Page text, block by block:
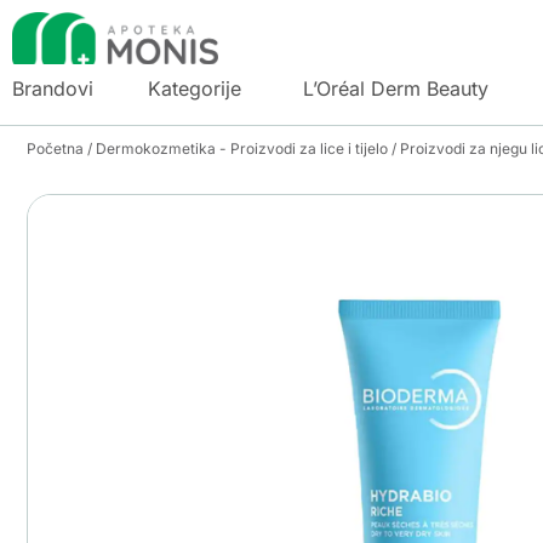
Brandovi Kategorije L’Oréal Derm Beauty
Početna / Dermokozmetika - Proizvodi za lice i tijelo / Proizvodi za njegu